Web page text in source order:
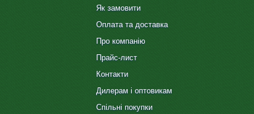
Як замовити
Оплата та доставка
Про компанію
Прайс-лист
Контакти
Дилерам і оптовикам
Спільні покупки